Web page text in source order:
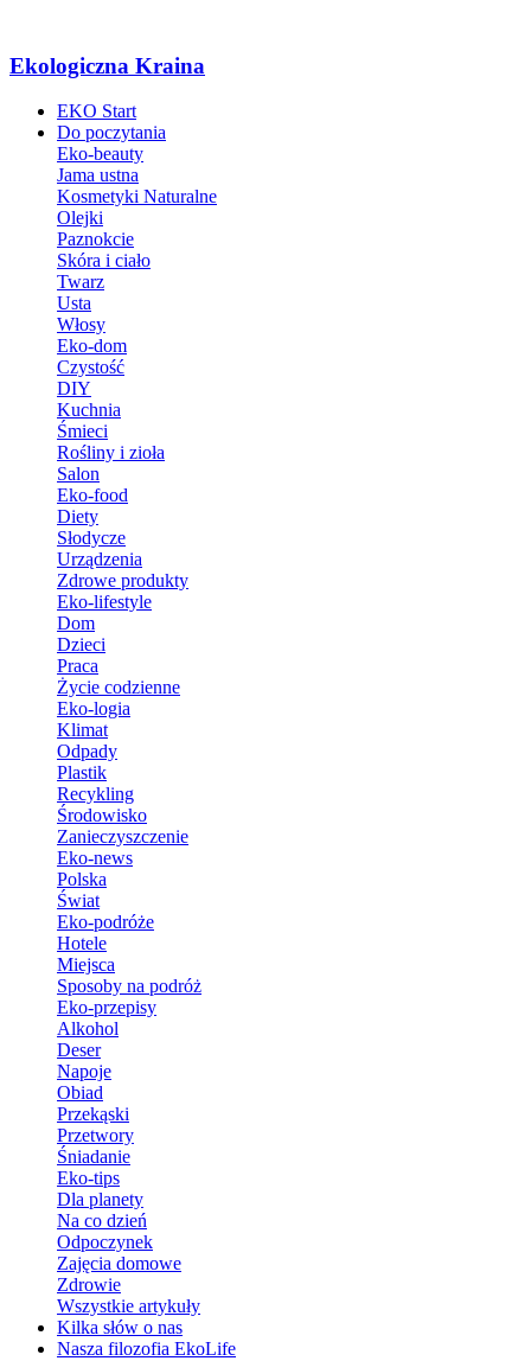
Ekologiczna Kraina
EKO Start
Do poczytania
Eko-beauty
Jama ustna
Kosmetyki Naturalne
Olejki
Paznokcie
Skóra i ciało
Twarz
Usta
Włosy
Eko-dom
Czystość
DIY
Kuchnia
Śmieci
Rośliny i zioła
Salon
Eko-food
Diety
Słodycze
Urządzenia
Zdrowe produkty
Eko-lifestyle
Dom
Dzieci
Praca
Życie codzienne
Eko-logia
Klimat
Odpady
Plastik
Recykling
Środowisko
Zanieczyszczenie
Eko-news
Polska
Świat
Eko-podróże
Hotele
Miejsca
Sposoby na podróż
Eko-przepisy
Alkohol
Deser
Napoje
Obiad
Przekąski
Przetwory
Śniadanie
Eko-tips
Dla planety
Na co dzień
Odpoczynek
Zajęcia domowe
Zdrowie
Wszystkie artykuły
Kilka słów o nas
Nasza filozofia EkoLife